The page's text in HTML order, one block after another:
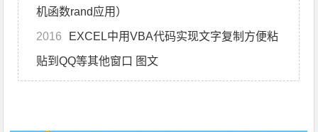
机函数rand应用）
2016 EXCEL中用VBA代码实现文字复制方便粘
贴到QQ等其他窗口 图文